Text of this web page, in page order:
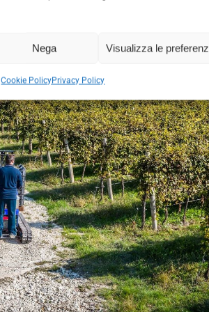
Nega Visualizza le
Cookie PolicyPrivacy Policy